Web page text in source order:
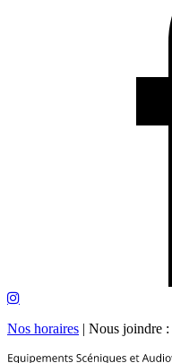
Nos horaires | Nous joindre :